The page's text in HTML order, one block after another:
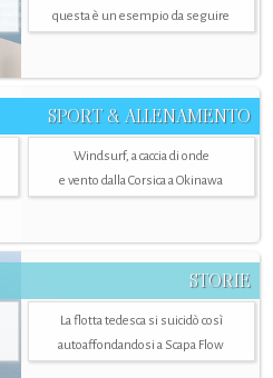
questa è un esempio da seguire
SPORT & ALLENAMENTO
Windsurf, a caccia di onde
e vento dalla Corsica a Okinawa
STORIE
La flotta tedesca si suicidò così
autoaffondandosi a Scapa Flow